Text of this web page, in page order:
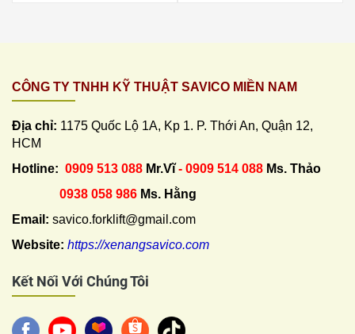
CÔNG TY TNHH KỸ THUẬT SAVICO MIỀN NAM
Địa chỉ: 1175 Quốc Lộ 1A, Kp 1. P. Thới An, Quận 12,
HCM
Hotline: 0909 513 088 Mr.Vĩ- 0909 514 088 Ms. Thảo
0938 058 986 Ms. Hằng
Email: savico.forklift@gmail.com
Website: https://xenangsavico.com
Kết Nối Với Chúng Tôi